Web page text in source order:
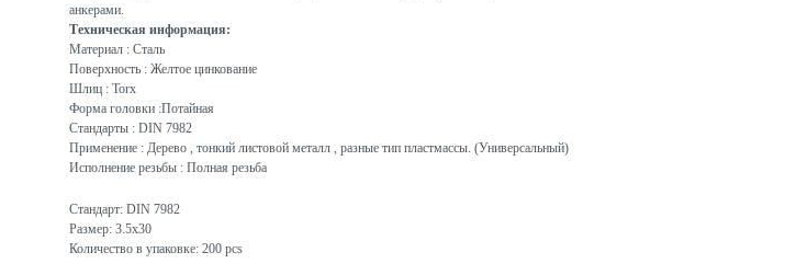
анкерами.
Техническая информация:
Материал : Сталь
Поверхность : Желтое цинкование
Шлиц : Torx
Форма головки :Потайная
Стандарты : DIN 7982
Применение : Дерево , тонкий листовой металл , разные тип пластмассы. (Универсальный)
Исполнение резьбы : Полная резьба
Стандарт: DIN 7982
Размер: 3.5x30
Количество в упаковке: 200 pcs